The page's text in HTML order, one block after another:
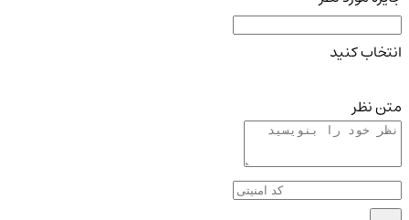
انتخاب کنید
متن نظر